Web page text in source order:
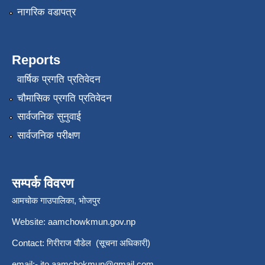
नागरिक वडापत्र
Reports
वार्षिक प्रगति प्रतिवेदन
चौमासिक प्रगति प्रतिवेदन
सार्वजनिक सुनुवाई
सार्वजनिक परीक्षण
सम्पर्क विवरण
आमचोक गाउपालिका, भोजपुर
Website: aamchowkmun.gov.np
Contact: गिरीराज पौडेल (सूचना अधिकारी)